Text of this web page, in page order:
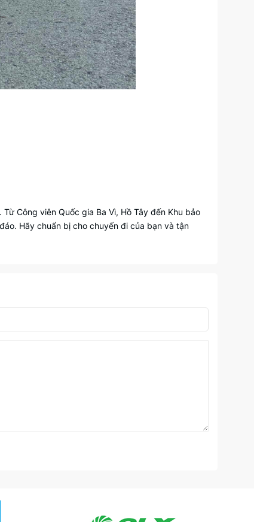
. Từ Công viên Quốc gia Ba Vì, Hồ Tây đến Khu bảo
Hãy chuẩn bị cho chuyến đi của bạn và tận